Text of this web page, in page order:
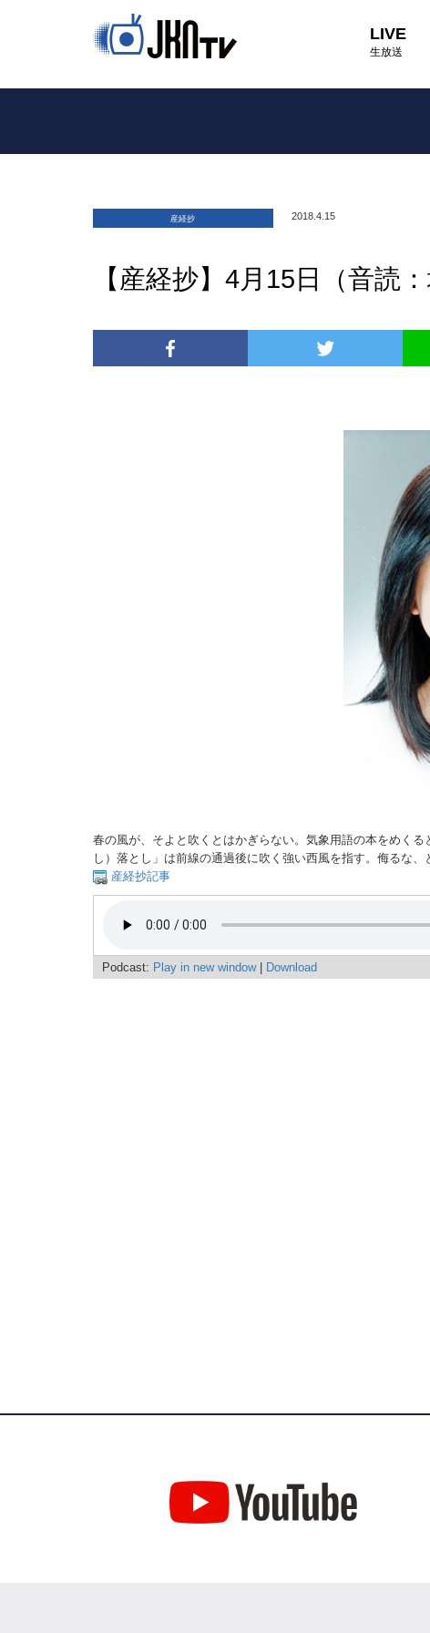
LIVE
生放送
産経抄 2018.4.15
【産経抄】4月15日（音読
春の風が、そよと吹くとはかぎらない。気象用語の本をめく
し）落とし」は前線の通過後に吹く強い西風を指す。侮るな、
産経抄記事
Podcast: Play in new window| Download